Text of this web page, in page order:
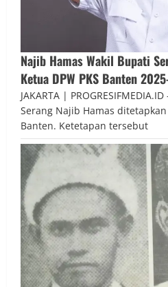
Najib Hamas Wakil Bupati
Ketua DPW PKS Banten
JAKARTA |
Serang Najib Hamas ditetapkan
Banten. Ketetapan tersebut